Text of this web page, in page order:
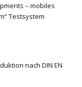
– mobiles
Testsystem
nach DIN EN